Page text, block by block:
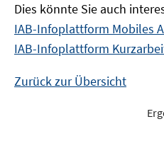
Dies könnte Sie auch
IAB-Infoplattform Mobiles
IAB-Infoplattform
Zurück zur Übersicht